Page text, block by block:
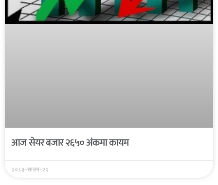
आज सेयर बजार २६५० अंकमा कायम
२०८३-साउन-२२